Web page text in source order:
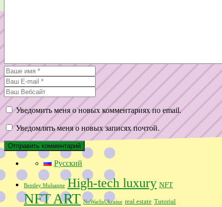
Уведомить меня о новых комментариях по email.
Уведомлять меня о новых записях почтой.
Русский
Bentley Mulsanne High-tech luxury NFT
NFT ART NoWarInUkraine real estate Tutorial